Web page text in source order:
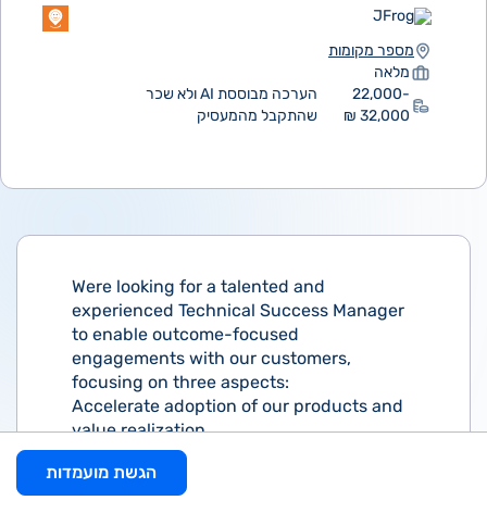
JFrog
מספר מקומות
מלאה
22,000-
32,000 ₪
הערכה מבוססת AI ולא שכר
שהתקבל מהמעסיק
Were looking for a talented and
experienced Technical Success Manager
to enable outcome-focused
engagements with our customers,
focusing on three aspects:
Accelerate adoption of our products and
value realization.
Explore new opportunities for expansion
by understanding the scope of customer
use cases.
הגשת מועמדות